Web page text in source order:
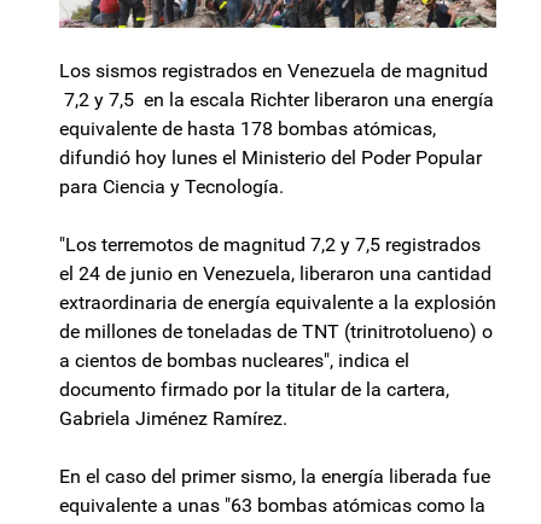
Los sismos registrados en Venezuela de magnitud
7,2 y 7,5 en la escala Richter liberaron una energía
equivalente de hasta 178 bombas atómicas,
difundió hoy lunes el Ministerio del Poder Popular
para Ciencia y Tecnología.
"Los terremotos de magnitud 7,2 y 7,5 registrados
el 24 de junio en Venezuela, liberaron una cantidad
extraordinaria de energía equivalente a la explosión
de millones de toneladas de TNT (trinitrotolueno) o
a cientos de bombas nucleares", indica el
documento firmado por la titular de la cartera,
Gabriela Jiménez Ramírez.
En el caso del primer sismo, la energía liberada fue
equivalente a unas "63 bombas atómicas como la